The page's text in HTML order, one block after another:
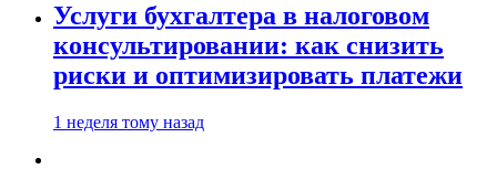
Услуги бухгалтера в налоговом
консультировании: как снизить
риски и оптимизировать платежи
1 неделя тому назад